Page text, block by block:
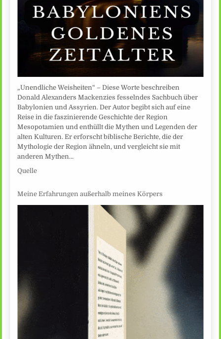
„Unendliche Weisheiten“ – Diese Worte beschreiben
Donald Alexanders Mackenzies fesselndes Sachbuch über
Babylonien und Assyrien. Der Autor begibt sich auf eine
Reise in die faszinierende Geschichte der Region
Mesopotamien und enthüllt die Mythen und Legenden der
alten Kulturen. Er erforscht biblische Berichte, die der
Mythologie der Region ähneln, und vergleicht sie mit
anderen Mythen…
Quelle
Meine Erfahrungen außerhalb meines Körpers